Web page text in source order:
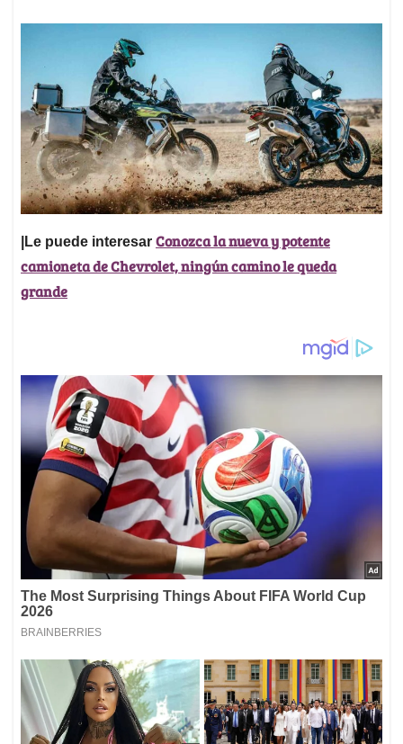
|Le puede interesar Conozca la nueva y potente
camioneta de Chevrolet, ningún camino le queda
grande